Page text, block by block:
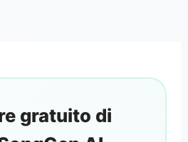
gratuito di